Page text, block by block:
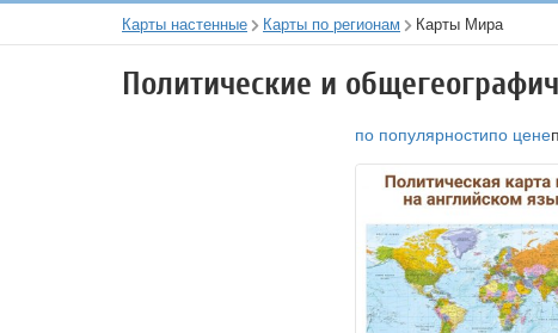
Карты настенные Карты по регионам Карты Мира
Политические и
по популярностипо цене